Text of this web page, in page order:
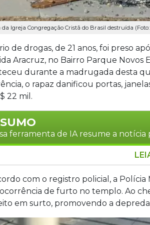
da Igreja Congregação Cristã do Brasil destruída
de drogas, de 21 anos, foi preso
Aracruz, no Bairro Parque Novos
durante a madrugada desta
o rapaz danificou portas,
22 mil.
ferramenta de IA resume a notícia
jovem de 21 anos, usuário de
invadir e depredar uma igreja na
em Campo Grande, na
portas, janelas e cercas
com o registro policial, a
de furto no templo. Ao
em surto, promovendo a